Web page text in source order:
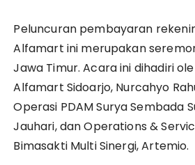
Peluncuran pembayaran
Alfamart ini merupakan
Jawa Timur. Acara ini dihadiri
Alfamart Sidoarjo, Nurcahyo
Operasi PDAM Surya Sembada
Jauhari, dan Operations &
Bimasakti Multi Sinergi, Artemio.